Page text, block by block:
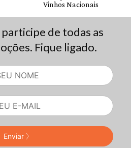
de todas as
Fique ligado.
Enviar